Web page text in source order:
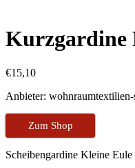
Kurzgardine
€15,10
Anbieter: wohnraumtextilien-
Zum Shop
Scheibengardine Kleine